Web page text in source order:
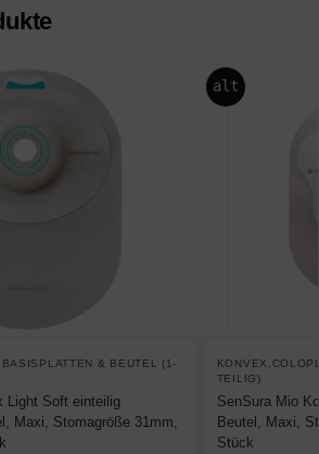
& BEUTEL (1-
Light Soft einteilig
Maxi, Stomagröße 31mm,
alt
TEILIG)
SenSura Mio
Beutel, Maxi,
Stück